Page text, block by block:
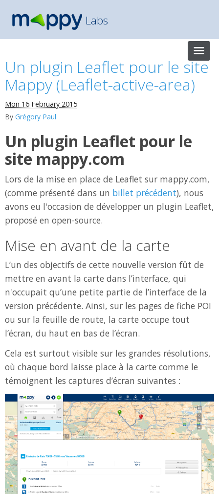
Labs
Un plugin Leaflet pour le site
Mappy (Leaflet-active-area)
Mon 16 February 2015
By Grégory Paul
Un plugin Leaflet pour le
site mappy.com
Lors de la mise en place de Leaflet sur mappy.com,
(comme présenté dans un billet précédent), nous
avons eu l'occasion de développer un plugin Leaflet,
proposé en open-source.
Mise en avant de la carte
L’un des objectifs de cette nouvelle version fût de
mettre en avant la carte dans l’interface, qui
n'occupait qu’une petite partie de l’interface de la
version précédente. Ainsi, sur les pages de fiche POI
ou sur la feuille de route, la carte occupe tout
l’écran, du haut en bas de l’écran.
Cela est surtout visible sur les grandes résolutions,
où chaque bord laisse place à la carte comme le
témoignent les captures d’écran suivantes :